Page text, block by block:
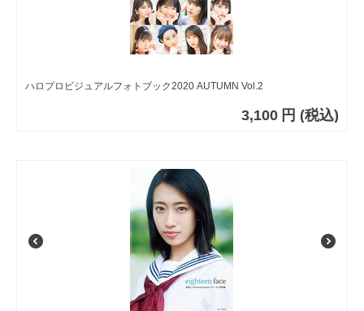
ハロプロビジュアルフォトブック2020 AUTUMN Vol.2
3,100 円 (税込)